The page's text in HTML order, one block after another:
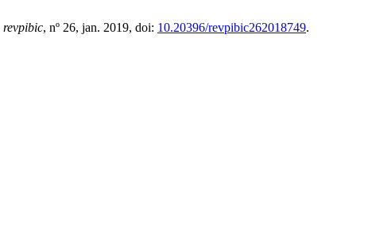
revpibic, nº 26, jan. 2019, doi: 10.20396/revpibic262018749.